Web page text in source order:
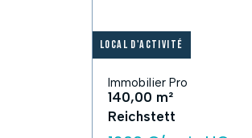
Local d'activité
Immobilier Pro
140,00 m²
Reichstett